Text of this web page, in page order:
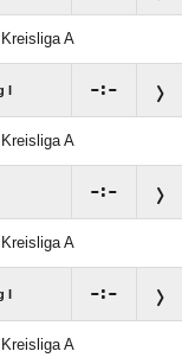
A
:
A
:
A
:
A